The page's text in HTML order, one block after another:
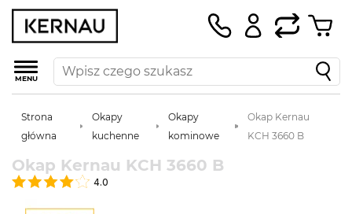
MENU
Strona
główna
Okapy
kuchenne
Okapy
kominowe
Okap Kernau
KCH 3660 B
Okap Kernau KCH 3660 B
4.0